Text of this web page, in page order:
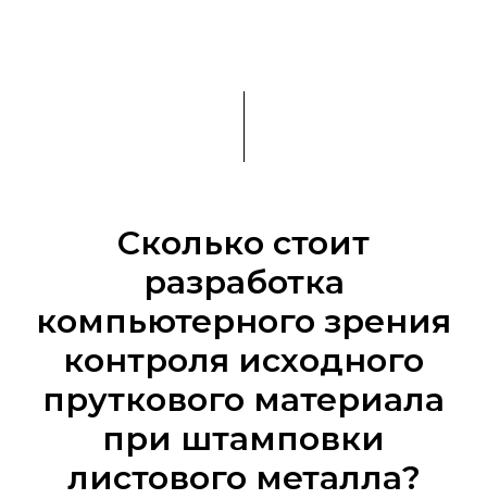
Сколько стоит
разработка
компьютерного зрения
контроля исходного
пруткового материала
при штамповки
листового металла?